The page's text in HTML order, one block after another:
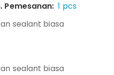
Pemesanan: 1 pcs
sealant biasa
sealant biasa